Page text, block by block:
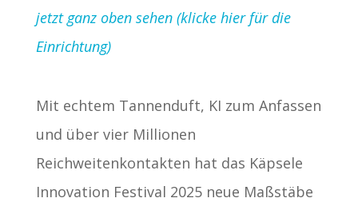
jetzt ganz oben sehen (klicke hier für die
Einrichtung)
Mit echtem Tannenduft, KI zum Anfassen
und über vier Millionen
Reichweitenkontakten hat das Käpsele
Innovation Festival 2025 neue Maßstäbe